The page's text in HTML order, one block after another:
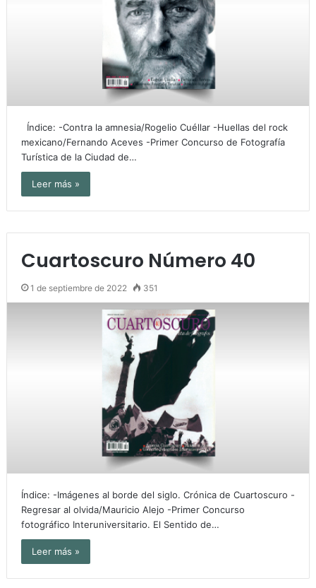
Índice: -Contra la amnesia/Rogelio Cuéllar -Huellas del rock
mexicano/Fernando Aceves -Primer Concurso de Fotografía
Turística de la Ciudad de…
Leer más »
Cuartoscuro Número 40
1 de septiembre de 2022 351
Índice: -Imágenes al borde del siglo. Crónica de Cuartoscuro -
Regresar al olvida/Mauricio Alejo -Primer Concurso
fotográfico Interuniversitario. El Sentido de…
Leer más »